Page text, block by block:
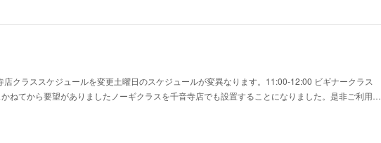
店クラススケジュールを変更土曜日のスケジュールが変異なります。11:00-12:00 ビギナークラス
ねてから要望がありましたノーギクラスを千音寺店でも設置することになりました。是非ご利用…